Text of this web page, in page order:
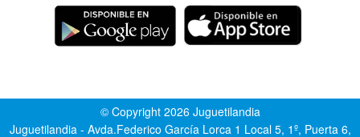
© Copyright 2026 Juguetilandia
Juguetilandia - Avda.Federico García Lorca 1 Local 5, 1º, Puerta 6,